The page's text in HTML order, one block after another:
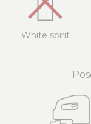
White spirit